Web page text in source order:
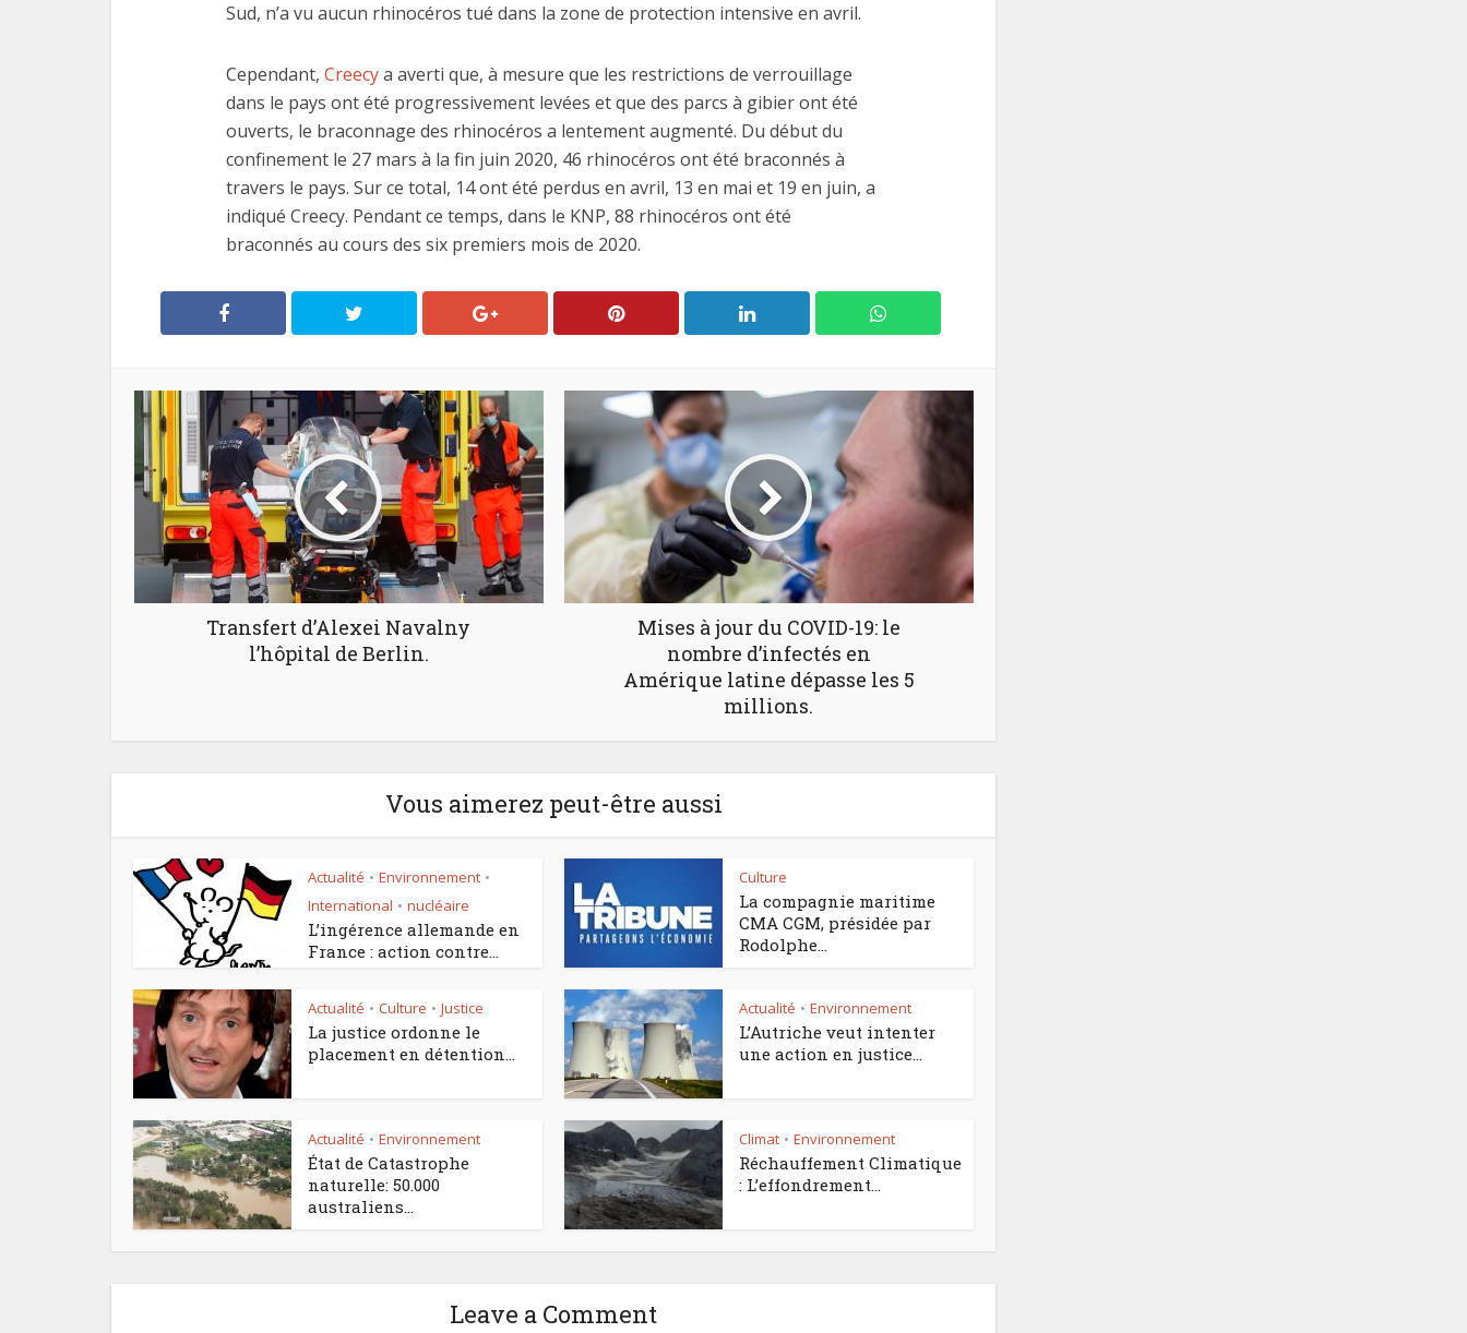
Sud, n’a vu aucun rhinocéros tué dans la zone de protection intensive en avril.
Cependant, Creecya averti que, à mesure que les restrictions de verrouillage
dans le pays ont été progressivement levées et que des parcs à gibier ont été
ouverts, le braconnage des rhinocéros a lentement augmenté. Du début du
confinement le 27 mars à la fin juin 2020, 46 rhinocéros ont été braconnés à
travers le pays. Sur ce total, 14 ont été perdus en avril, 13 en mai et 19 en juin, a
indiqué Creecy. Pendant ce temps, dans le KNP, 88 rhinocéros ont été
braconnés au cours des six premiers mois de 2020.
Transfert d’Alexei Navalny
l’hôpital de Berlin.
Mises à jour du COVID-19: le
nombre d’infectés en
Amérique latine dépasse les 5
millions.
Vous aimerez peut-être aussi
Actualité • Environnement •
International • nucléaire
L’ingérence allemande en
France : action contre...
Culture
La compagnie maritime
CMA CGM, présidée par
Rodolphe...
Actualité • Culture • Justice
La justice ordonne le
placement en détention...
Actualité • Environnement
L’Autriche veut intenter
une action en justice...
Actualité • Environnement
État de Catastrophe
naturelle: 50.000
australiens...
Climat • Environnement
Réchauffement Climatique
: L’effondrement...
Leave a Comment